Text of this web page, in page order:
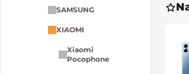
SAMSUNG
XIAOMI
Xiaomi
Pocophone